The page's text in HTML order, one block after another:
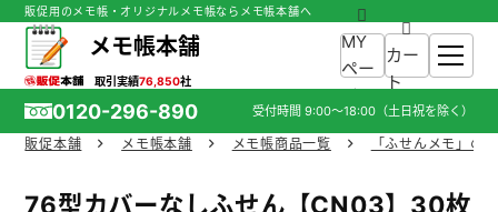
販促用のメモ帳・オリジナルメモ帳ならメモ帳本舗へ
メモ帳本舗
取引実績76,850社
MY
ペー
ジ
カー
ト
0120-296-890 受付時間 9:00～18:00（土日祝を除く）
販促本舗 メモ帳本舗 メモ帳商品一覧 「ふせんメモ」の
76型カバーなしふせん【CN03】30枚